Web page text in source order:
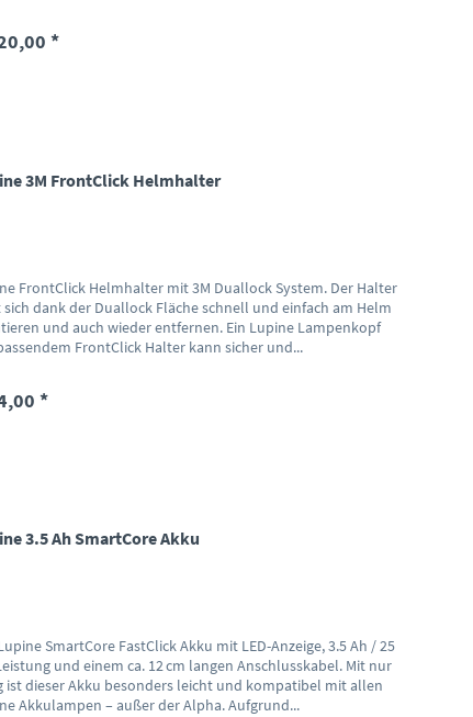
*
3M FrontClick Helmhalter
FrontClick Helmhalter mit 3M Duallock System. Der Halter
sich dank der Duallock Fläche schnell und einfach am Helm
und auch wieder entfernen. Ein Lupine Lampenkopf
FrontClick Halter kann sicher und...
*
3.5 Ah SmartCore Akku
SmartCore FastClick Akku mit LED-Anzeige, 3.5 Ah / 25
und einem ca. 12 cm langen Anschlusskabel. Mit nur
ist dieser Akku besonders leicht und kompatibel mit allen
Akkulampen – außer der Alpha. Aufgrund...